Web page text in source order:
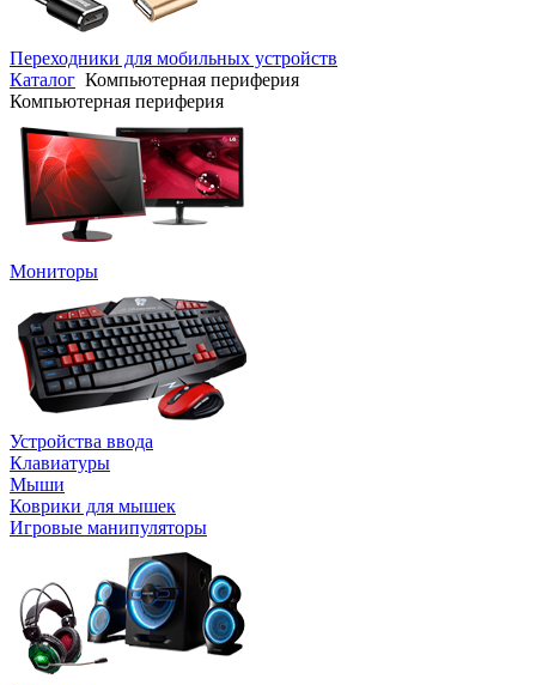
Переходники для мобильных устройств
Каталог Компьютерная периферия
Компьютерная периферия
Мониторы
Устройства ввода
Клавиатуры
Мыши
Коврики для мышек
Игровые манипуляторы